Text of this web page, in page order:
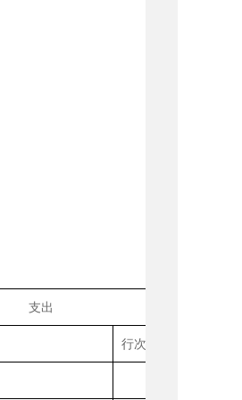
支出
行次